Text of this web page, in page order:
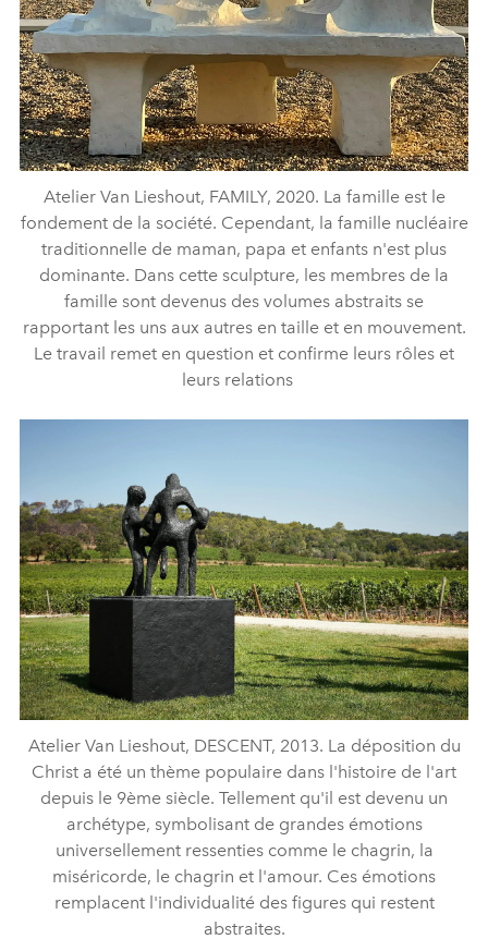
Atelier Van Lieshout, FAMILY, 2020. La famille est le
fondement de la société. Cependant, la famille nucléaire
traditionnelle de maman, papa et enfants n'est plus
dominante. Dans cette sculpture, les membres de la
famille sont devenus des volumes abstraits se
rapportant les uns aux autres en taille et en mouvement.
Le travail remet en question et confirme leurs rôles et
leurs relations
Atelier Van Lieshout, DESCENT, 2013. La déposition du
Christ a été un thème populaire dans l'histoire de l'art
depuis le 9ème siècle. Tellement qu'il est devenu un
archétype, symbolisant de grandes émotions
universellement ressenties comme le chagrin, la
miséricorde, le chagrin et l'amour. Ces émotions
remplacent l'individualité des figures qui restent
abstraites.